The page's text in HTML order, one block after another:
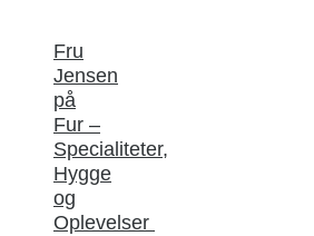
Fru
Jensen
på
Fur –
Specialiteter,
Hygge
og
Oplevelser